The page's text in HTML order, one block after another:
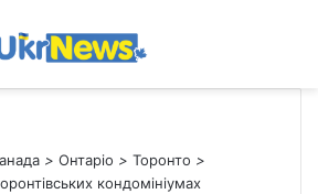
> Онтаріо > Торонто >
кондомініумах